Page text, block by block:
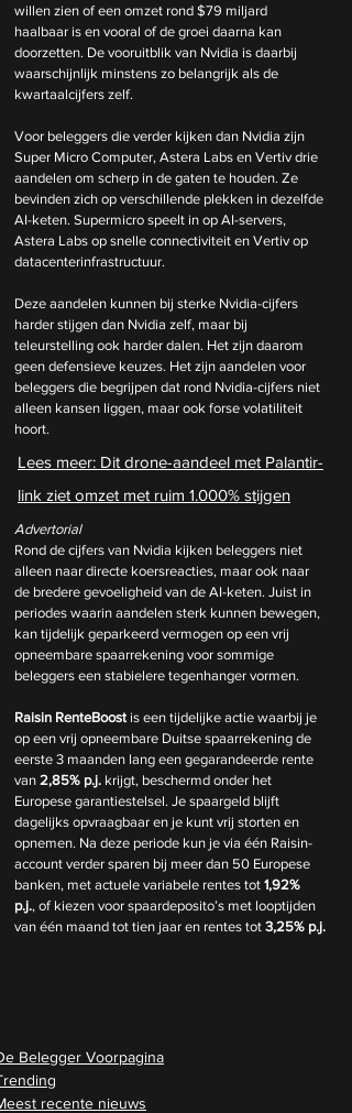
willen zien of een omzet rond $79 miljard
haalbaar is en vooral of de groei daarna kan
doorzetten. De vooruitblik van Nvidia is daarbij
waarschijnlijk minstens zo belangrijk als de
kwartaalcijfers zelf.
Voor beleggers die verder kijken dan Nvidia zijn
Super Micro Computer, Astera Labs en Vertiv drie
aandelen om scherp in de gaten te houden. Ze
bevinden zich op verschillende plekken in dezelfde
AI-keten. Supermicro speelt in op AI-servers,
Astera Labs op snelle connectiviteit en Vertiv op
datacenterinfrastructuur.
Deze aandelen kunnen bij sterke Nvidia-cijfers
harder stijgen dan Nvidia zelf, maar bij
teleurstelling ook harder dalen. Het zijn daarom
geen defensieve keuzes. Het zijn aandelen voor
beleggers die begrijpen dat rond Nvidia-cijfers niet
alleen kansen liggen, maar ook forse volatiliteit
hoort.
Lees meer: Dit drone-aandeel met Palantir-
link ziet omzet met ruim 1.000% stijgen
Advertorial
Rond de cijfers van Nvidia kijken beleggers niet
alleen naar directe koersreacties, maar ook naar
de bredere gevoeligheid van de AI-keten. Juist in
periodes waarin aandelen sterk kunnen bewegen,
kan tijdelijk geparkeerd vermogen op een vrij
opneembare spaarrekening voor sommige
beleggers een stabielere tegenhanger vormen.
Raisin RenteBoost is een tijdelijke actie waarbij je
op een vrij opneembare Duitse spaarrekening de
eerste 3 maanden lang een gegarandeerde rente
van 2,85% p.j. krijgt, beschermd onder het
Europese garantiestelsel. Je spaargeld blijft
dagelijks opvraagbaar en je kunt vrij storten en
opnemen. Na deze periode kun je via één Raisin-
account verder sparen bij meer dan 50 Europese
banken, met actuele variabele rentes tot 1,92%
p.j., of kiezen voor spaardeposito’s met looptijden
van één maand tot tien jaar en rentes tot 3,25% p.j.
Belegger Voorpagina
recente nieuws